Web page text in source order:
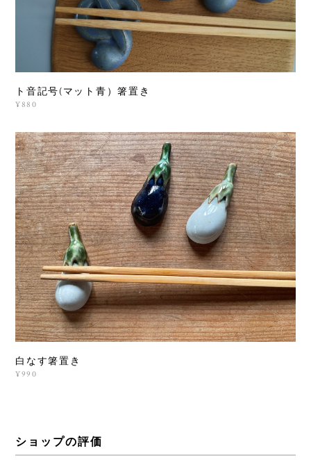
ト音記号(マット青）箸置き
¥880
白なす箸置き
¥990
ショップの評価